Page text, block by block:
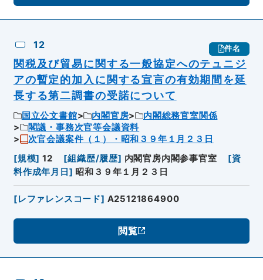
12 件名
関税及び貿易に関する一般協定へのテュニジ
アの暫定的加入に関する宣言の有効期間を延
長する第二調書の受諾について
国立公文書館 内閣官房
内閣総務官室関係
閣議・事務次官等会議資料
次官会議案件（１）・昭和３９年１月２３日
[規模] 12 [組織歴/履歴] 内閣官房内閣参事官室 [資
料作成年月日 ] 昭和３９年１月２３日
[レファレンスコード] A25121864900
閲覧